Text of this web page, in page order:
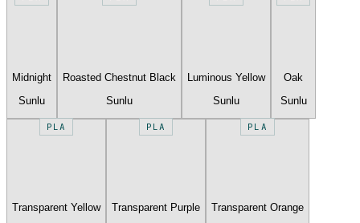
Midnight
Sunlu
Roasted Chestnut Black
Sunlu
Luminous Yellow
Sunlu
Oak
Sunlu
PLA
Transparent Yellow
PLA
Transparent Purple
PLA
Transparent Orange